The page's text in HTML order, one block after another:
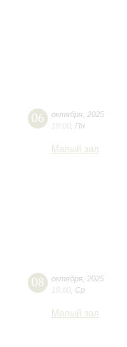
06 октября 2025
19:00 Пн
Малый зал
08 октября 2025
19:00 Ср
Малый зал